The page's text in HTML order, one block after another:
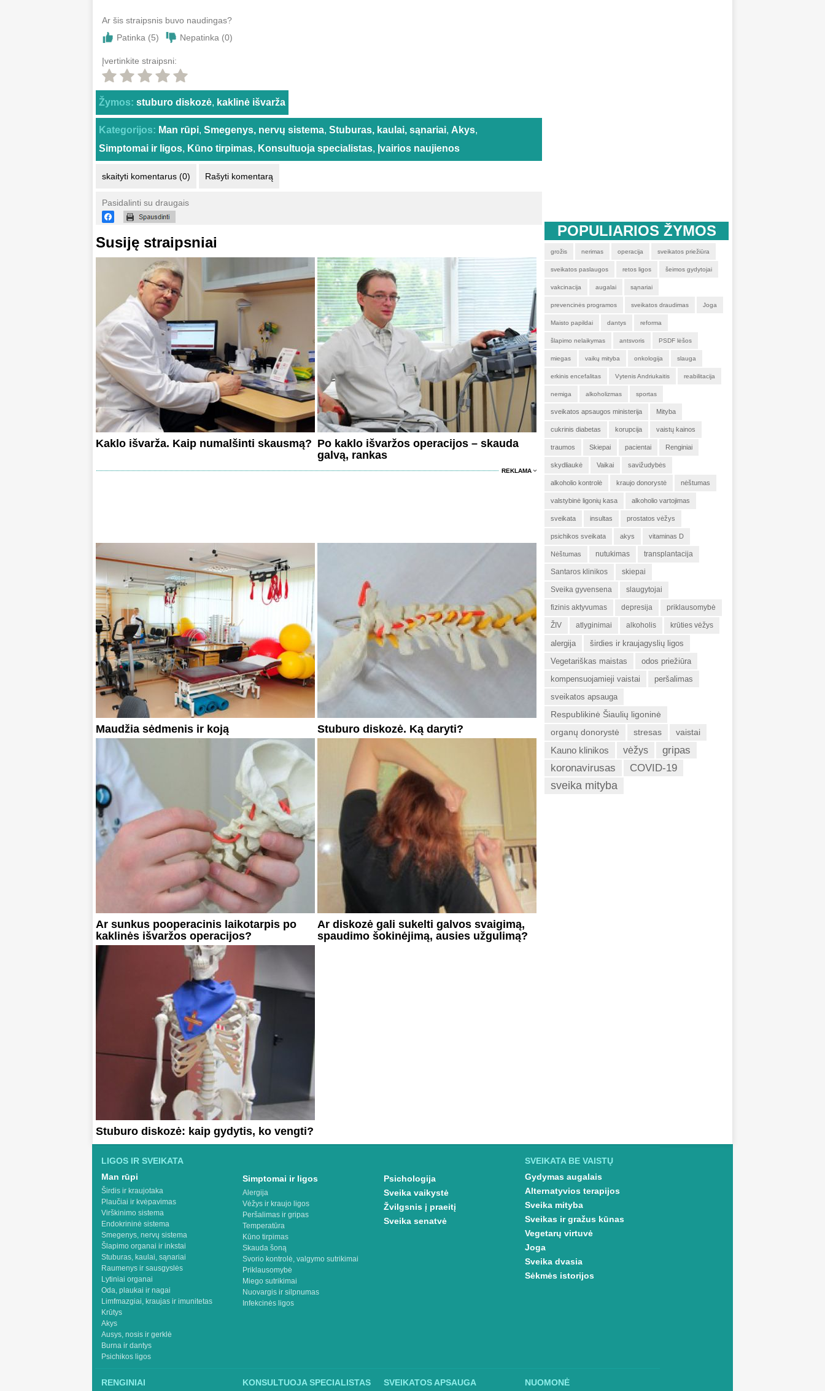
Ar šis straipsnis buvo naudingas?
Patinka (5) Nepatinka (0)
Įvertinkite straipsni:
Žymos: stuburo diskozė, kaklinė išvarža
Kategorijos: Man rūpi, Smegenys, nervų sistema, Stuburas, kaulai, sąnariai, Akys,
Simptomai ir ligos, Kūno tirpimas, Konsultuoja specialistas, Įvairios naujienos
skaityti komentarus (0) Rašyti komentarą
Pasidalinti su draugais
Susiję straipsniai
Kaklo išvarža. Kaip numalšinti skausmą? Po kaklo išvaržos operacijos – skauda
galvą, rankas
REKLAMA
Maudžia sėdmenis ir koją Stuburo diskozė. Ką daryti?
Ar sunkus pooperacinis laikotarpis po
kaklinės išvaržos operacijos?
Ar diskozė gali sukelti galvos svaigimą,
spaudimo šokinėjimą, ausies užgulimą?
Stuburo diskozė: kaip gydytis, ko vengti?
POPULIARIOS ŽYMOS
grožis nerimas operacija sveikatos priežiūra
sveikatos paslaugos retos ligos šeimos gydytojai
vakcinacija augalai sąnariai
prevencinės programos sveikatos draudimas Joga
Maisto papildai dantys reforma
šlapimo nelaikymas antsvoris PSDF lėšos
miegas vaikų mityba onkologija slauga
erkinis encefalitas Vytenis Andriukaitis reabilitacija
nemiga alkoholizmas sportas
sveikatos apsaugos ministerija Mityba
cukrinis diabetas korupcija vaistų kainos
traumos Skiepai pacientai Renginiai
skydliaukė Vaikai savižudybės
alkoholio kontrolė kraujo donorystė nėštumas
valstybinė ligonių kasa alkoholio vartojimas
sveikata insultas prostatos vėžys
psichikos sveikata akys vitaminas D
Nėštumas nutukimas transplantacija
Santaros klinikos skiepai
Sveika gyvensena slaugytojai
fizinis aktyvumas depresija priklausomybė
ŽIV atlyginimai alkoholis krūties vėžys
alergija
širdies ir kraujagyslių ligos
Vegetariškas maistas
odos priežiūra
kompensuojamieji vaistai
peršalimas
sveikatos apsauga
Respublikinė Šiaulių ligoninė
organų donorystė
stresas vaistai
Kauno klinikos vėžys
gripas
koronavirusas
COVID-19
sveika mityba
LIGOS IR SVEIKATA
Man rūpi
Širdis ir kraujotaka
Plaučiai ir kvėpavimas
Virškinimo sistema
Endokrininė sistema
Smegenys, nervų sistema
Šlapimo organai ir inkstai
Stuburas, kaulai, sąnariai
Raumenys ir sausgyslės
Lytiniai organai
Oda, plaukai ir nagai
Limfmazgiai, kraujas ir imunitetas
Krūtys
Akys
Ausys, nosis ir gerklė
Burna ir dantys
Psichikos ligos
Simptomai ir ligos
Alergija
Vėžys ir kraujo ligos
Peršalimas ir gripas
Temperatūra
Kūno tirpimas
Skauda šoną
Svorio kontrolė, valgymo sutrikimai
Priklausomybė
Miego sutrikimai
Nuovargis ir silpnumas
Infekcinės ligos
Psichologija
Sveika vaikystė
Žvilgsnis į praeitį
Sveika senatvė
SVEIKATA BE VAISTŲ
Gydymas augalais
Alternatyvios terapijos
Sveika mityba
Sveikas ir gražus kūnas
Vegetarų virtuvė
Joga
Sveika dvasia
Sėkmės istorijos
RENGINIAI KONSULTUOJA SPECIALISTAS SVEIKATOS APSAUGA NUOMONĖ